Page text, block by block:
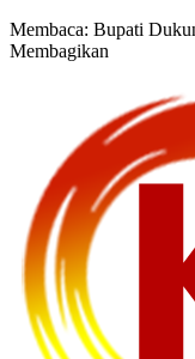
Membaca: Bupati
Membagikan